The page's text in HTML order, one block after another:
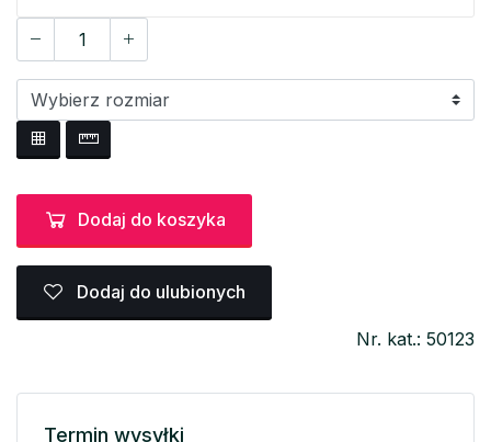
Dodaj do koszyka
Dodaj do ulubionych
Nr. kat.: 50123
Termin wysyłki